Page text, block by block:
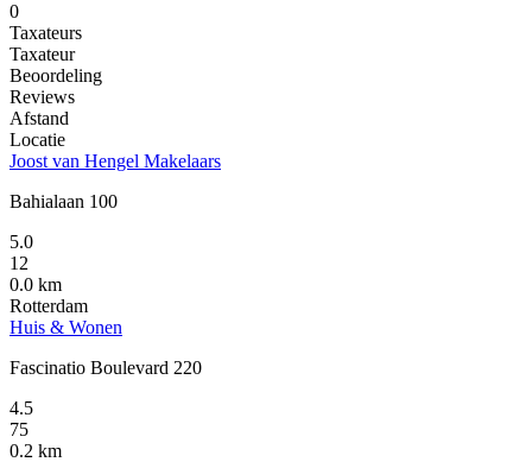
0
Taxateurs
Taxateur
Beoordeling
Reviews
Afstand
Locatie
Joost van Hengel Makelaars
Bahialaan 100
5.0
12
0.0 km
Rotterdam
Huis & Wonen
Fascinatio Boulevard 220
4.5
75
0.2 km